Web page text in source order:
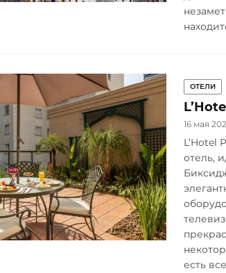
ОТЕЛИ
16 мая
L’Hotel
отель,
есть